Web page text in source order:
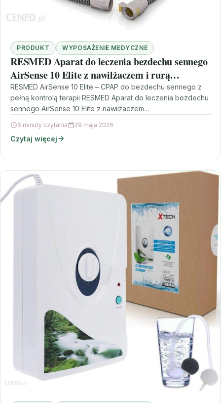
PRODUKT WYPOSAŻENIE MEDYCZNE
RESMED Aparat do leczenia bezdechu sennego
AirSense 10 Elite z nawilżaczem i rurą
podgrzewaną
RESMED AirSense 10 Elite – CPAP do bezdechu sennego z
pełną kontrolą terapii RESMED Aparat do leczenia bezdechu
sennego AirSense 10 Elite z nawilżaczem…
6 minuty czytania 29 maja 2026
Czytaj więcej